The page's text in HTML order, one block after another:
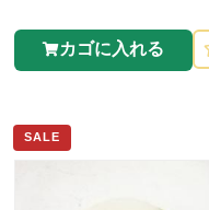
カゴに入れる
SALE